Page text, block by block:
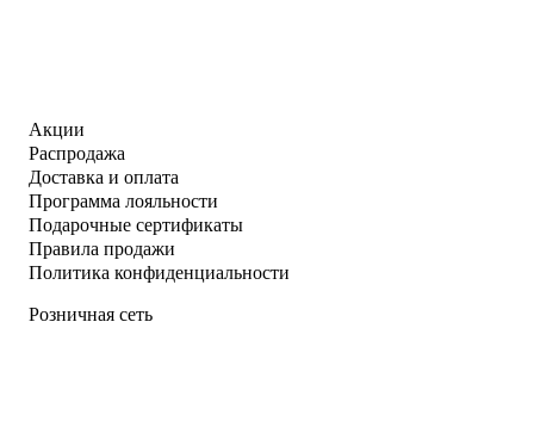
Акции
Распродажа
Доставка и оплата
Программа лояльности
Подарочные сертификаты
Правила продажи
Политика конфиденциальности
Розничная сеть